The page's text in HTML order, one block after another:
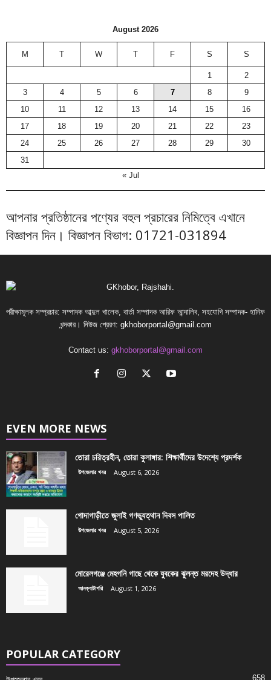
August 2026
M T W T F S S
1
2
3
4 5 6 7 8
9
10
11 12 13 14 15
16
17
18 19 20 21 22
23
24
25 26 27 28 29
30
31
« Jul
আপনার প্রতিষ্ঠানের পণ্যের বহুল প্রচারের নিমিত্বে এখানে
বিজ্ঞাপন দিন। বিজ্ঞাপন বিভাগ: 01721-031894
পরীক্ষামূলক সম্প্রচার: সম্পাদক আব্দুল খালেক, বার্তা সম্পাদক আরিফ আন্দালিব, সহযোগি সম্পাদক- হানিফ
খন্দকার। নিউজ প্রেরণ: gkhoborportal@gmail.com
Contact us: gkhoborportal@gmail.com
EVEN MORE NEWS
তোরা চরিত্রহীন, তোরা কুলাঙ্গার: শিক্ষার্থীদের উদেশ্যে প্রদর্শক
উপজেলার খবর August 6, 2026
গোদাগাড়ীতে জুলাই গণভ্যুত্থান দিবস পালিত
উপজেলার খবর August 5, 2026
মোরেলগঞ্জে মেহগনি গাছে থেকে যুবকের ঝুলন্ত মরদেহ উদ্ধার
আনক্যাটাগরি August 1, 2026
POPULAR CATEGORY
658